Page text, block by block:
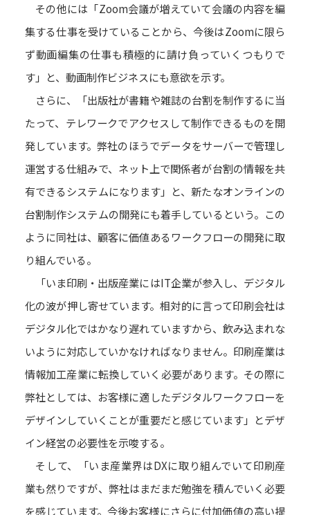
その他には「Zoom会議が増えていて会議の内容を編
集する仕事を受けていることから、今後はZoomに限ら
ず動画編集の仕事も積極的に請け負っていくつもりで
す」と、動画制作ビジネスにも意欲を示す。
さらに、「出版社が書籍や雑誌の台割を制作するに当
たって、テレワークでアクセスして制作できるものを開
発しています。弊社のほうでデータをサーバーで管理し
運営する仕組みで、ネット上で関係者が台割の情報を共
有できるシステムになります」と、新たなオンラインの
台割制作システムの開発にも着手しているという。この
ように同社は、顧客に価値あるワークフローの開発に取
り組んでいる。
「いま印刷・出版産業にはIT企業が参入し、デジタル
化の波が押し寄せています。相対的に言って印刷会社は
デジタル化ではかなり遅れていますから、飲み込まれな
いように対応していかなければなりません。印刷産業は
情報加工産業に転換していく必要があります。その際に
弊社としては、お客様に適したデジタルワークフローを
デザインしていくことが重要だと感じています」とデザ
イン経営の必要性を示唆する。
そして、「いま産業界はDXに取り組んでいて印刷産
業も然りですが、弊社はまだまだ勉強を積んでいく必要
を感じています。今後お客様にさらに付加価値の高い提